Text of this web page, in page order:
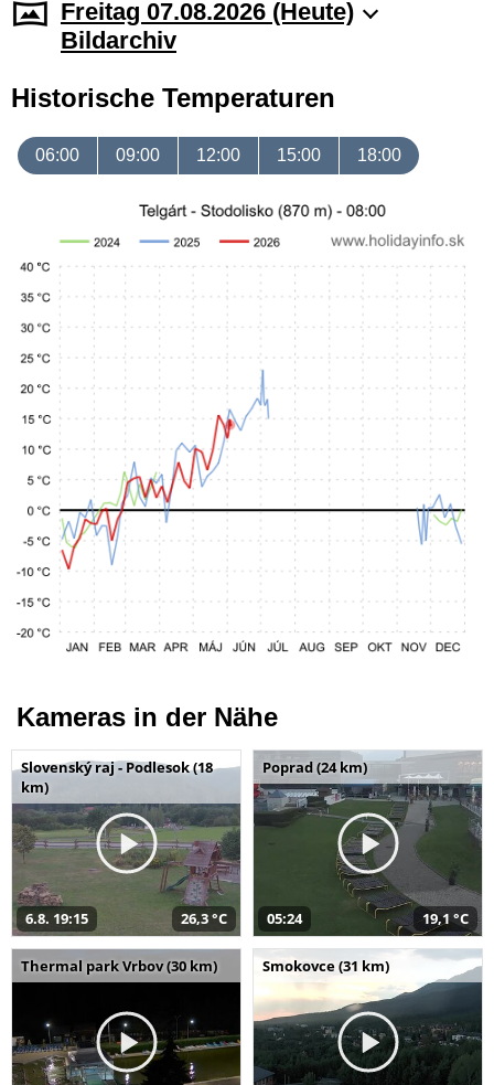
Freitag 07.08.2026 (Heute)
Bildarchiv
Historische Temperaturen
06:00 09:00 12:00 15:00 18:00
Kameras in der Nähe
Slovenský raj - Podlesok (18
km)
6.8. 19:15 26,3 °C
Poprad (24 km)
05:24 19,1 °C
Thermal park Vrbov (30 km) Smokovce (31 km)